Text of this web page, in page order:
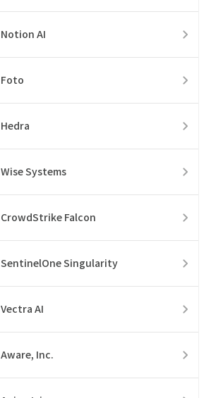
Notion AI
Foto
Hedra
Wise Systems
CrowdStrike Falcon
SentinelOne Singularity
Vectra AI
Aware, Inc.